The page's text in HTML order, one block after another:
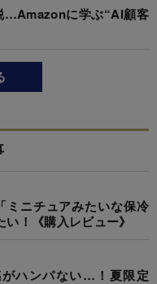
…Amazonに学ぶ“AI顧客
ニチュアみたいな保冷
！《購入レビュー》
がハンパない…！夏限定